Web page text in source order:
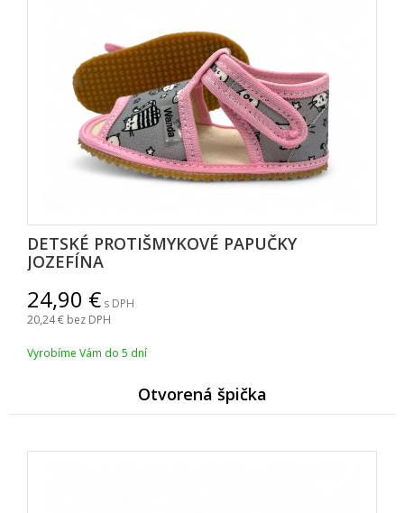
DETSKÉ PROTIŠMYKOVÉ PAPUČKY
JOZEFÍNA
24,90
s DPH
20,24 bez DPH
Vyrobíme Vám do 5 dní
Otvorená špička